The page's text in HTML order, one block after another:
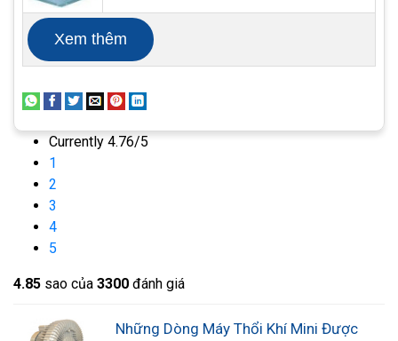
nhôm cho độ bền tốt, quận dây quấn bằng đồng.
Sản phẩm sử dụng điện áp 1 pha rất phù hợp với
mọi gia đình chính là điện áp 220V với công suất
250W . Tuy nhiên thì sản phẩm này vẫn có hiệu
lên đến 48 – 110 m3/h rất cao so với công suất
tiêu thụ của nó.
Xem thêm
Currently 4.76/5
1
2
3
4
5
4.85 sao của 3300 đánh giá
Những Dòng Máy Thổi Khí Mini Được